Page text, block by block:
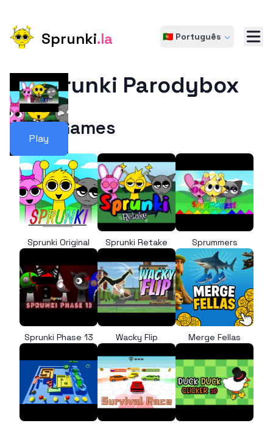
Sprunki.la 🇵🇹 Português
Play
Sprunki Parodybox
More Games
Sprunki Original Sprunki Retake Sprummers
Sprunki Phase 13 Wacky Flip Merge Fellas